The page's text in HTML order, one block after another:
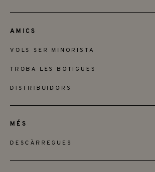
AMICS
VOLS SER MINORISTA
TROBA LES BOTIGUES
DISTRIBUÏDORS
MÉS
DESCÀRREGUES